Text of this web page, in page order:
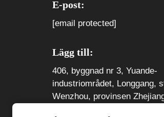
E-post:
[email protected]
Lägg till:
406, byggnad nr 3, Yuande-
industriområdet, Longgang,
Wenzhou, provinsen